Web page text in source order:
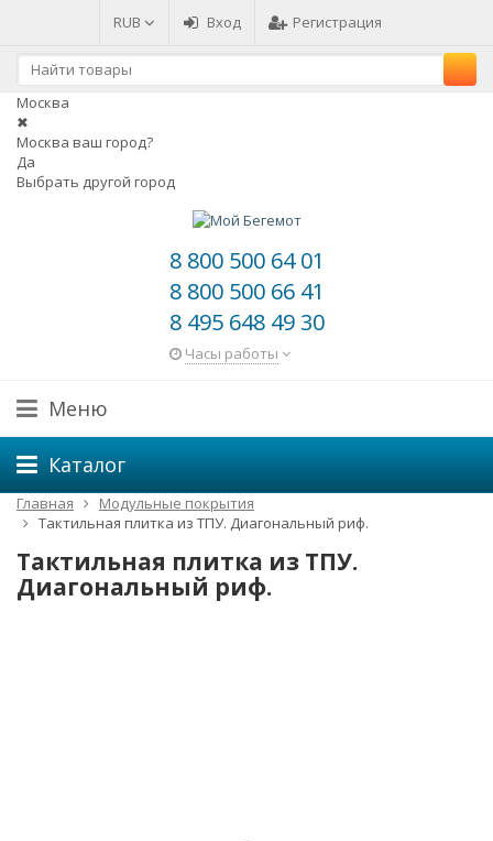
RUB Вход Регистрация
Москва
✖
Москва ваш город?
Да
Выбрать другой город
8 800 500 64 01
8 800 500 66 41
8 495 648 49 30
Часы работы
Меню
Каталог
Главная
Модульные покрытия
Тактильная плитка из ТПУ. Диагональный риф.
Тактильная плитка из ТПУ.
Диагональный риф.